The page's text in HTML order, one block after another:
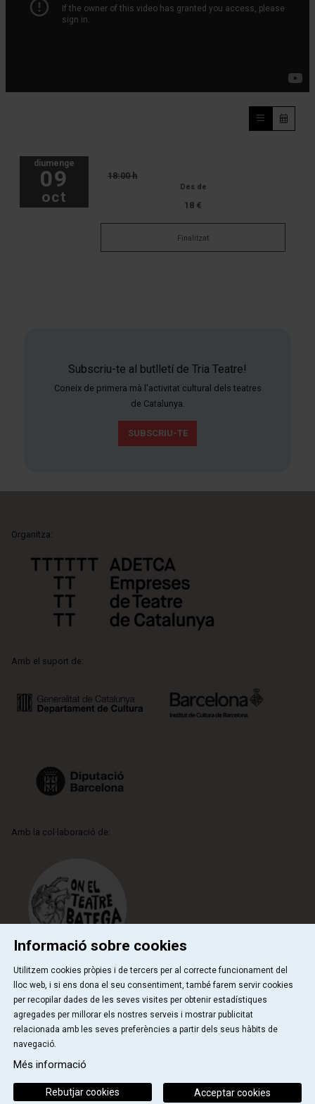
diumenge
09
oct
18:00 h
Des de
18 €
Finalitzat
Subscriu-te al butlletí de Tria Teatre!
Coneix de primera mà l'activitat cultural dels teatres
de Catalunya.
SUBSCRIU-TE
Organitza:
Amb el suport de:
Amb la col·laboració de:
Qui som Contactar | Sitemap | Ús de Cookies
Avís Legal
Link a instagram
Link a youtube
Link a facebook
Informació sobre cookies
Utilitzem cookies pròpies i de tercers per al correcte funcionament del
lloc web, i si ens dona el seu consentiment, també farem servir cookies
per recopilar dades de les seves visites per obtenir estadístiques
agregades per millorar els nostres serveis i mostrar publicitat
relacionada amb les seves preferències a partir dels seus hàbits de
navegació.
Més informació
Acceptar cookies
Rebutjar cookies